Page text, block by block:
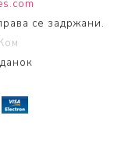
се задржани.